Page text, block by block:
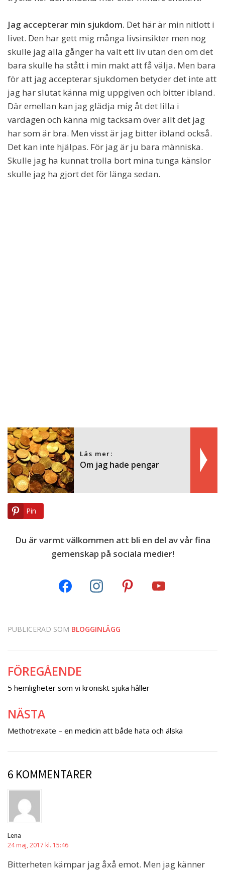
Jag accepterar min sjukdom. Det här är min nitlott i
livet. Den har gett mig många livsinsikter men nog
skulle jag alla gånger ha valt ett liv utan den om det
bara skulle ha stått i min makt att få välja. Men bara
för att jag accepterar sjukdomen betyder det inte att
jag har slutat känna mig uppgiven och bitter ibland.
Där emellan kan jag glädja mig åt det lilla i
vardagen och känna mig tacksam över allt det jag
har som är bra. Men visst är jag bitter ibland också.
Det kan inte hjälpas. För jag är ju bara människa.
Skulle jag ha kunnat trolla bort mina tunga känslor
skulle jag ha gjort det för länga sedan.
Läs mer:
Om jag hade pengar
Pin
Du är varmt välkommen att bli en del av vår fina
gemenskap på sociala medier!
PUBLICERAD SOM BLOGGINLÄGG
Inläggsnavigering
FÖREGÅENDE
5 hemligheter som vi kroniskt sjuka håller
NÄSTA
Methotrexate – en medicin att både hata och älska
6 KOMMENTARER
Lena
24 maj, 2017 kl. 15:46
Bitterheten kämpar jag åxå emot. Men jag känner